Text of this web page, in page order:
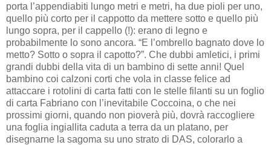
porta l’appendiabiti lungo metri e metri, ha due pioli per uno,
quello più corto per il cappotto da mettere sotto e quello più
lungo sopra, per il cappello (!): erano di legno e
probabilmente lo sono ancora. “E l’ombrello bagnato dove lo
metto? Sotto o sopra il capotto?”. Che dubbi amletici, i primi
grandi dubbi della vita di un bambino di sette anni! Quel
bambino coi calzoni corti che vola in classe felice ad
attaccare i rotolini di carta fatti con le stelle filanti su un foglio
di carta Fabriano con l’inevitabile Coccoina, o che nei
prossimi giorni, quando non pioverà più, dovrà raccogliere
una foglia ingiallita caduta a terra da un platano, per
disegnarne la sagoma su uno strato di DAS, colorarlo a